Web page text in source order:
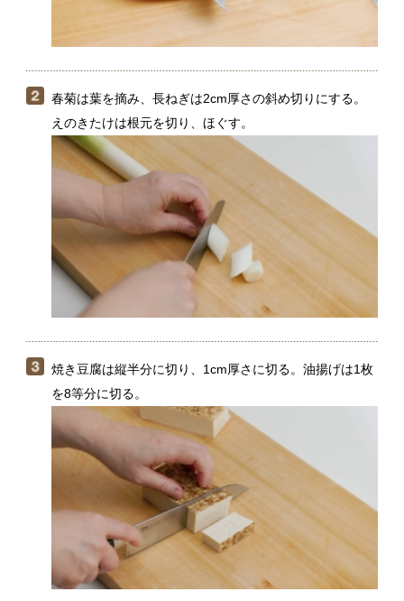
焼き豆腐は縦半分に切り、1cm厚さに切る。油揚げは1枚
を8等分に切る。
土鍋にだし、（１）の鶏皮、みりんを合わせて強火にか
け、煮立ったら弱火にして10分ほど加熱する。しょうゆ
を加えて中火にし、煮立ったら弱火にして、さらに5分ほ
ど加熱する。